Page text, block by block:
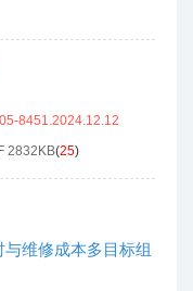
8451.2024.12.12
2832KB(25)
维修成本多目标组